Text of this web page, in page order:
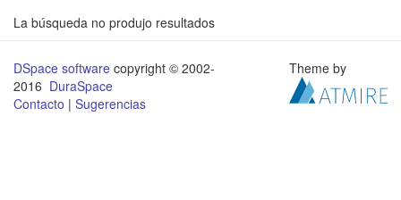
La búsqueda no produjo resultados
DSpace software copyright © 2002-
2016 DuraSpace
Contacto | Sugerencias
Theme by